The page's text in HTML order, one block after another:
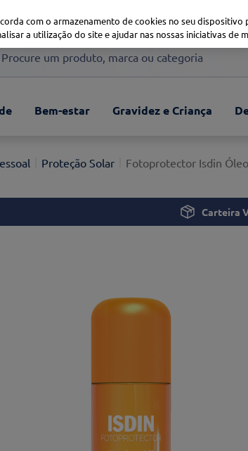
um produto, marca ou categoria
1º xiaomi
3º now
Bem-estar Gravidez e Criança
Proteção Solar Fotoprotector Isdin
Carteira
com o armazenamento de cookies no seu dispositivo
a utilização do site e ajudar nas nossas iniciativas de